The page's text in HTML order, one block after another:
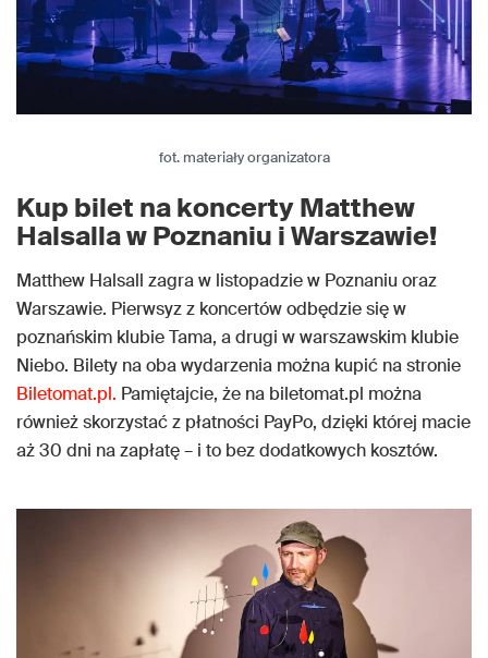
fot. materiały organizatora
Kup bilet na koncerty Matthew
Halsalla w Poznaniu i Warszawie!
Matthew Halsall zagra w listopadzie w Poznaniu oraz
Warszawie. Pierwsyz z koncertów odbędzie się w
poznańskim klubie Tama, a drugi w warszawskim klubie
Niebo. Bilety na oba wydarzenia można kupić na stronie
Biletomat.pl. Pamiętajcie, że na biletomat.pl można
również skorzystać z płatności PayPo, dzięki której macie
aż 30 dni na zapłatę – i to bez dodatkowych kosztów.